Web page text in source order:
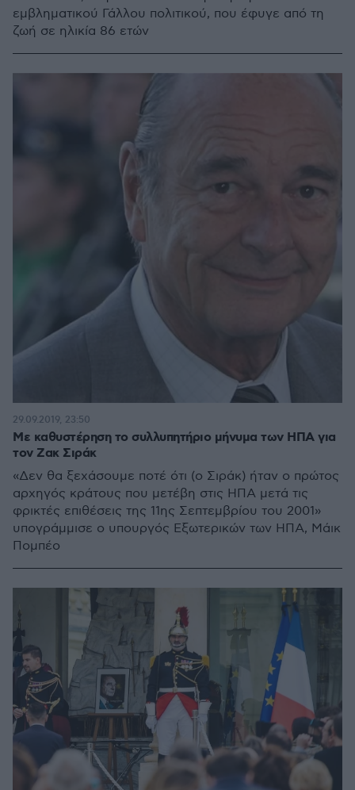
εμβληματικού Γάλλου πολιτικού, που έφυγε από τη
ζωή σε ηλικία 86 ετών
Με καθυστέρηση το συλλυπητήριο μήνυμα των ΗΠΑ για
τον Ζακ Σιράκ
«Δεν θα ξεχάσουμε ποτέ ότι (ο Σιράκ) ήταν ο πρώτος
αρχηγός κράτους που μετέβη στις ΗΠΑ μετά τις
φρικτές επιθέσεις της 11ης Σεπτεμβρίου του 2001»
υπογράμμισε ο υπουργός Εξωτερικών των ΗΠΑ, Μάικ
Πομπέο
29.09.2019, 23:50